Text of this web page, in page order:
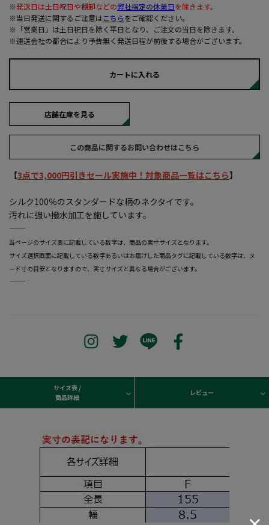
※発送日は土日祝日や棚卸などの弊社指定の休業日を除きます。
※当日発送に関するご注意はこちらをご確認ください。
※「営業日」は土日祝日を除く平日となり、ご注文の当日を除きます。
※運送会社の都合により予告無く発送日程が前後する場合がございます。
カートに入れる
店舗在庫を見る
この商品に関するお問い合わせはこちら
【3点で3,000円引きセール実施中！対象商品一覧はこちら】
シルク100％のスタンダードな柄のネクタイです。
汚れに強い撥水加工を施しています。
―――――――――――――――――――――――
当ページのサイズ表に記載している数字は、商品の実寸サイズとなります。
サイズ選択画面に記載している数字あるいはお届けした商品タグに記載している数字は、ヌ
ード寸の目安となりますので、実寸サイズと異なる場合がございます。
―――――――――――――――――――――――
サイズ表 /
商品詳細
レビュー